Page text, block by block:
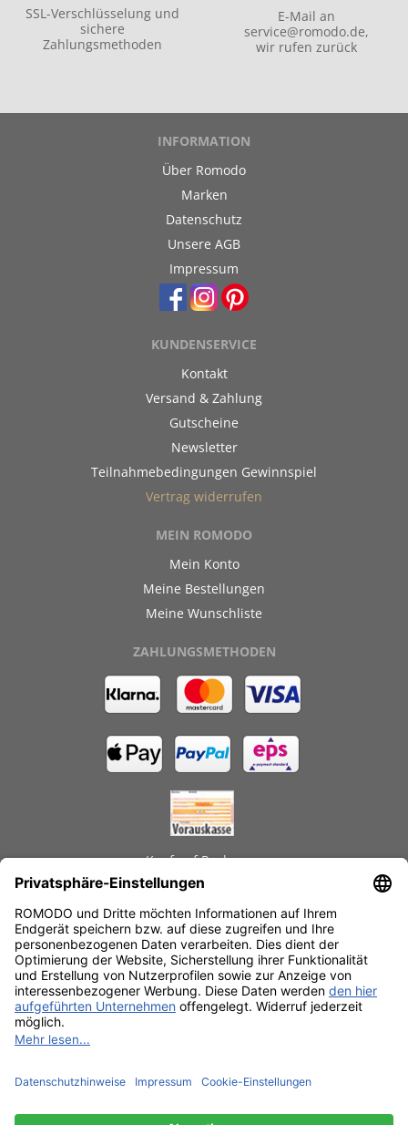
SSL-Verschlüsselung und
sichere
Zahlungsmethoden
E-Mail an
service@romodo.de,
wir rufen zurück
INFORMATION
Über Romodo
Marken
Datenschutz
Unsere AGB
Impressum
KUNDENSERVICE
Kontakt
Versand & Zahlung
Gutscheine
Newsletter
Teilnahmebedingungen Gewinnspiel
Vertrag widerrufen
MEIN ROMODO
Mein Konto
Meine Bestellungen
Meine Wunschliste
ZAHLUNGSMETHODEN
Kauf auf Rechnung
Schnelle Lieferzeiten
Käuferschutz
Datenschutz
SSL-Verschlüsselung